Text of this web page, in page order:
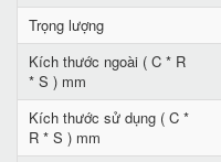
Trọng lượng
Kích thước ngoài ( C * R
* S ) mm
Kích thước sử dụng ( C *
R * S ) mm